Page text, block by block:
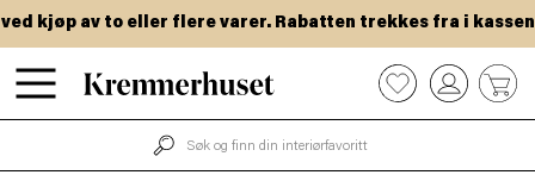
Hopp
til
kjøp av to eller flere varer. Rabatten trekkes fra i kassen.
0